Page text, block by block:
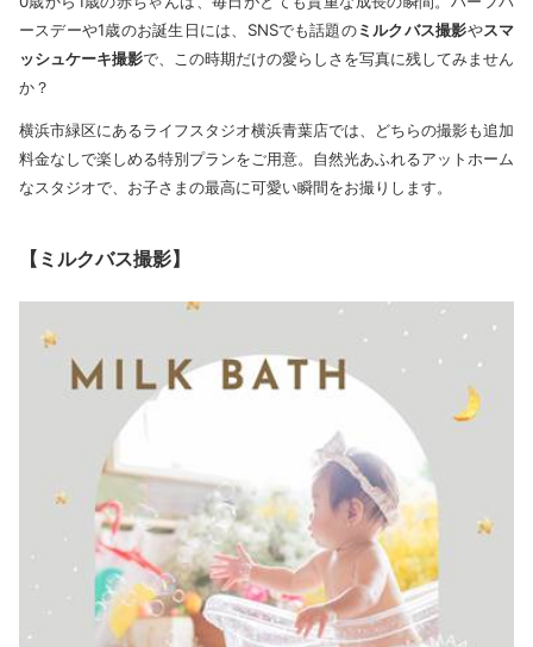
ースデーや1歳のお誕生日には、SNSでも話題のミルクバス撮影やスマ
ッシュケーキ撮影で、この時期だけの愛らしさを写真に残してみません
か？
横浜市緑区にあるライフスタジオ横浜青葉店では、どちらの撮影も追加
料金なしで楽しめる特別プランをご用意。自然光あふれるアットホーム
なスタジオで、お子さまの最高に可愛い瞬間をお撮りします。
【ミルクバス撮影】